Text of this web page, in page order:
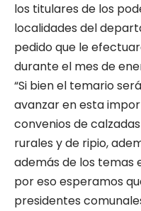
los titulares de los
localidades del
pedido que le
durante el mes de
“Si bien el temario
avanzar en esta
convenios de
rurales y de ripio,
además de los temas
por eso esperamos
presidentes